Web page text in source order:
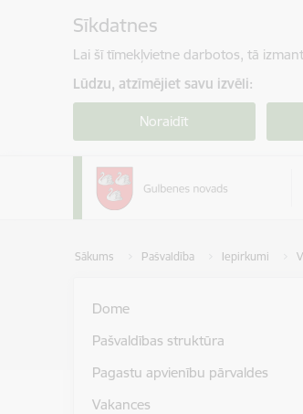
Sīkdatnes
Lai šī tīmekļvietne darbotos, tā
Lūdzu, atzīmējiet savu izvēli:
Noraidīt
Sākums Pašvaldība Iepirkumi
Dome
Pašvaldības struktūra
Pagastu apvienību pārvaldes
Vakances